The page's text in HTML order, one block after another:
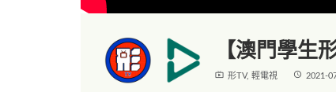
【澳門學生
live_tv 形TV, 輕電視 access_time 2021-